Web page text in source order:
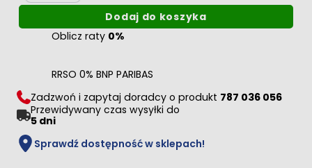
Dodaj do koszyka
Oblicz raty 0%
RRSO 0% BNP PARIBAS
Zadzwoń i zapytaj doradcy o produkt 787 036 056
Przewidywany czas wysyłki do
5 dni
Sprawdź dostępność w sklepach!